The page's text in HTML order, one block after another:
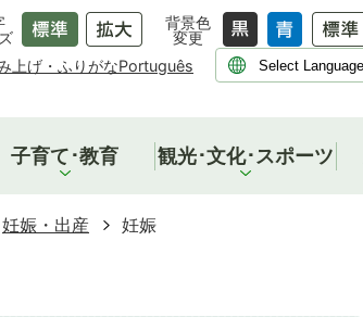
背景色
変更
上げ・ふりがなPortuguês
子育て･教育 観光･文化･スポーツ
妊娠・出産
妊娠